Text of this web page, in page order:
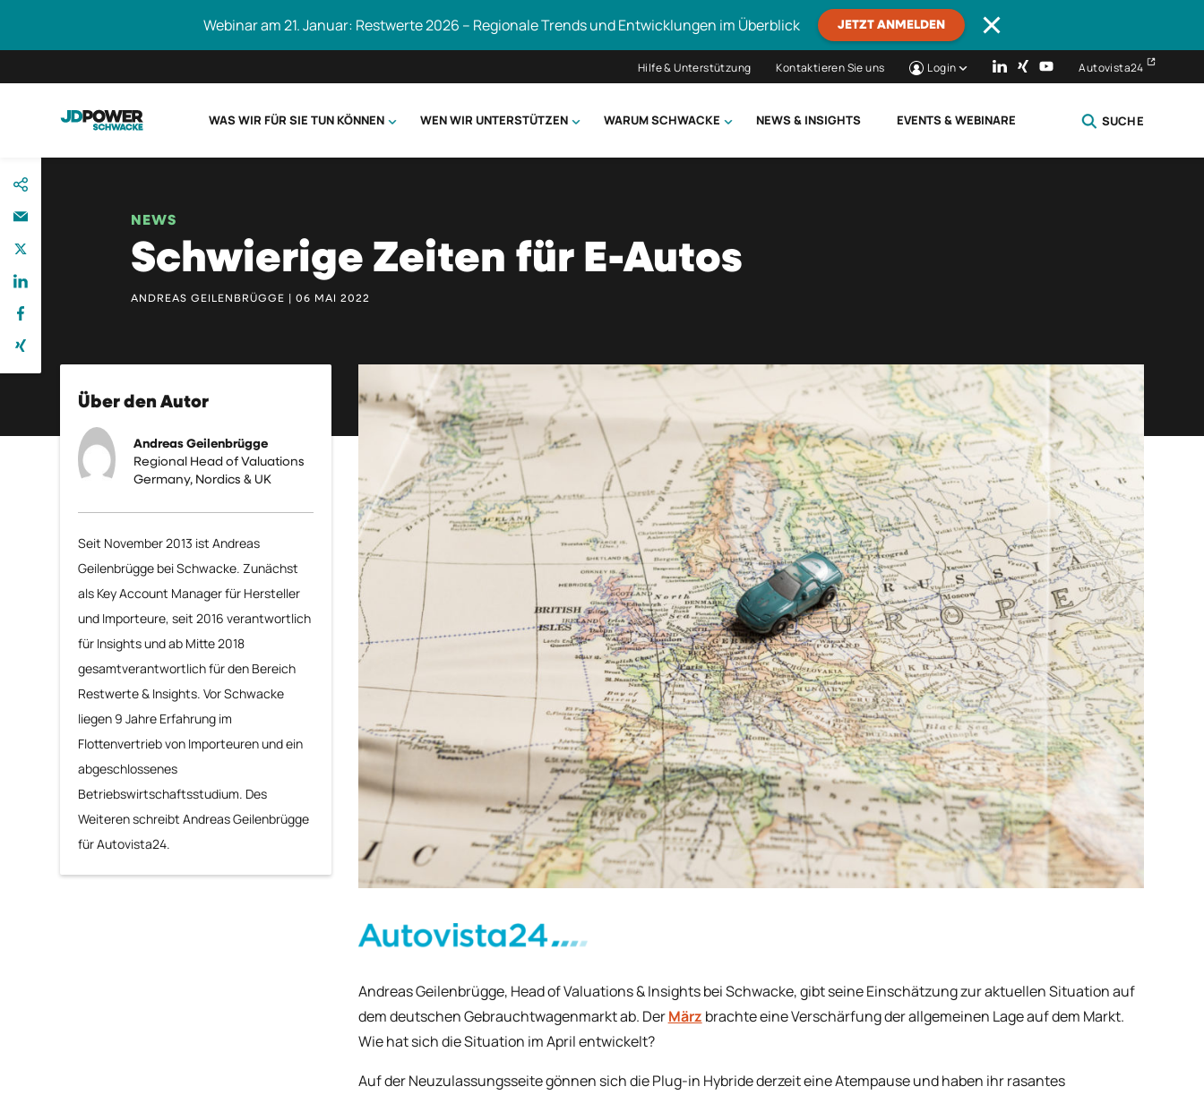
zum
Inhalt
Webinar am 21. Januar: Restwerte 2026 – Regionale Trends und Entwicklungen im Überblick JETZT ANMELDEN
Hilfe & Unterstützung Kontaktieren Sie uns Login Autovista24
WAS WIR FÜR SIE TUN KÖNNEN WEN WIR UNTERSTÜTZEN WARUM SCHWACKE NEWS & INSIGHTS EVENTS & WEBINARE SUCHE
NEWS
Schwierige Zeiten für E-Autos
ANDREAS GEILENBRÜGGE | 06 MAI 2022
Über den Autor
Andreas Geilenbrügge
Regional Head of Valuations
Germany, Nordics & UK
Seit November 2013 ist Andreas
Geilenbrügge bei Schwacke. Zunächst
als Key Account Manager für Hersteller
und Importeure, seit 2016 verantwortlich
für Insights und ab Mitte 2018
gesamtverantwortlich für den Bereich
Restwerte & Insights. Vor Schwacke
liegen 9 Jahre Erfahrung im
Flottenvertrieb von Importeuren und ein
abgeschlossenes
Betriebswirtschaftsstudium. Des
Weiteren schreibt Andreas Geilenbrügge
für Autovista24.
Andreas Geilenbrügge, Head of Valuations & Insights bei Schwacke, gibt seine Einschätzung zur aktuellen Situation auf
dem deutschen Gebrauchtwagenmarkt ab. DerMärz brachte eine Verschärfung der allgemeinen Lage auf dem Markt.
Wie hat sich die Situation im April entwickelt?
Auf der Neuzulassungsseite gönnen sich die Plug-in Hybride derzeit eine Atempause und haben ihr rasantes